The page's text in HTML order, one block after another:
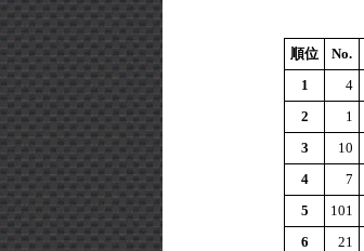
順位
No.
1
4
2
1
3
10
4
7
5
101
6
21